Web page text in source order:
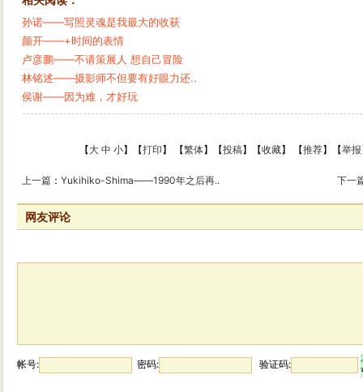
孙诺——写照灵魂是我最大的收获
颜开——+时间的表情
卢彦鹏——不请策展人 想自己冒险
林铭述——摄影师不但要有好眼力还..
侯谢——因为难，才好玩
【大 中 小】【打印】 【繁体】【投稿】【收藏】 【推荐】【举报
上一篇 ：Yukihiko-Shima——1990年之后再.. 下一
网友评论
帐号: 密码: 验证码: